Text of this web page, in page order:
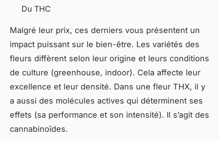
Du THC
Malgré leur prix, ces derniers vous présentent un
impact puissant sur le bien-être. Les variétés des
fleurs diffèrent selon leur origine et leurs conditions
de culture (greenhouse, indoor). Cela affecte leur
excellence et leur densité. Dans une fleur THX, il y
a aussi des molécules actives qui déterminent ses
effets (sa performance et son intensité). Il s’agit des
cannabinoïdes.